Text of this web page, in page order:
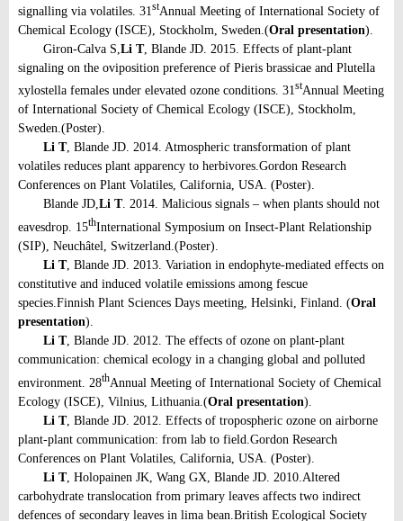
signalling via volatiles. 31 stAnnual Meeting of International Society of
Chemical Ecology (ISCE), Stockholm, Sweden. (Oral presentation).
Giron-Calva S, Li T, Blande JD. 2015. Effects of plant-plant
signaling on the oviposition preference of Pieris brassicae and Plutella
xylostella females under elevated ozone conditions. 31stAnnual Meeting
of International Society of Chemical Ecology (ISCE), Stockholm,
Sweden.(Poster).
Li T, Blande JD. 2014. Atmospheric transformation of plant
volatiles reduces plant apparency to herbivores.Gordon Research
Conferences on Plant Volatiles, California, USA. (Poster).
Blande JD,Li T. 2014. Malicious signals – when plants should not
eavesdrop. 15thInternational Symposium on Insect-Plant Relationship
(SIP), Neuchâtel, Switzerland.(Poster).
Li T, Blande JD. 2013. Variation in endophyte-mediated effects on
constitutive and induced volatile emissions among fescue
species.Finnish Plant Sciences Days meeting, Helsinki, Finland. (Oral
presentation).
Li T, Blande JD. 2012. The effects of ozone on plant-plant
communication: chemical ecology in a changing global and polluted
environment. 28thAnnual Meeting of International Society of Chemical
Ecology (ISCE), Vilnius, Lithuania. (Oral presentation).
Li T, Blande JD. 2012. Effects of tropospheric ozone on airborne
plant-plant communication: from lab to field. Gordon Research
Conferences on Plant Volatiles, California, USA. (Poster).
Li T, Holopainen JK, Wang GX, Blande JD. 2010. Altered
carbohydrate translocation from primary leaves affects two indirect
defences of secondary leaves in lima bean. British Ecological Society